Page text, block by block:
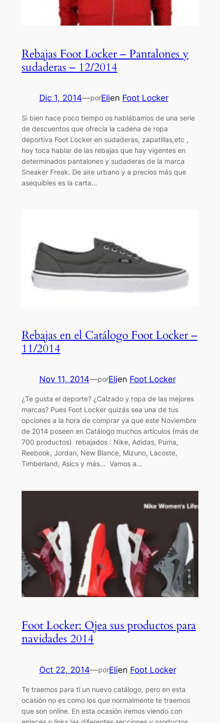
Rebajas Foot Locker – Pantalones y
sudaderas – 12/2014
Dic 1, 2014—porElien Foot Locker
Si bien hace poco tiempo os hablábamos de una serie
de descuentos que ofrecía la cadena de ropa
deportiva Foot Locker en sudaderas, zapatillas,etc ,
hoy toca hablar de las rebajas que hay vigentes en
determinados pantalones y sudaderas de la marca
Sneaker Freak. De aire urbano y a precios más que
asequibles es la carta…
Rebajas en el Catálogo Foot Locker –
11/2014
Nov 11, 2014—porElien Foot Locker
¿Te gusta el deporte? ¿Calzado y ropa de las mejores
marcas? Pues Foot Locker quizás sea una de tus
opciones a la hora de comprar ya que este Noviembre
de 2014 poseen en Catálogo muchos artículos (más de
700 productos) rebajados : Nike, Adidas, Puma,
Reebook, Jordan, New Blance, Mizuno, Lacoste,
Timberland, Asics y más… Vamos a…
Foot Locker: Ojea sus productos para
navidades 2014
Oct 22, 2014—porElien Foot Locker
Te traemos para tí un nuevo catálogo, pero en esta
ocasión no es como los que normalmente te traemos
que son online. En esta ocasión iremos viendo con